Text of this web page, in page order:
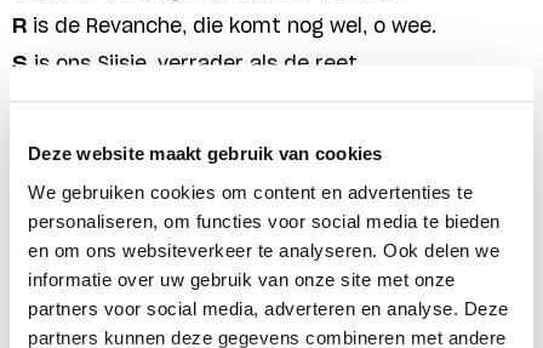
Deze website maakt gebruik van cookies
We gebruiken cookies om content en advertenties te
personaliseren, om functies voor social media te bieden
en om ons websiteverkeer te analyseren. Ook delen we
informatie over uw gebruik van onze site met onze
partners voor social media, adverteren en analyse. Deze
partners kunnen deze gegevens combineren met andere
R is de Revanche, die komt nog wel, o wee.
S is ons Sijsje, verrader als de reet.
Wis Winkelman, met ere hier genoemd.
zijn de onbekende Nederlandse helden.
IJis de IJdele hoop om Engeland te verslaan.
is de Zee, waar de nazi’s in vergaan.